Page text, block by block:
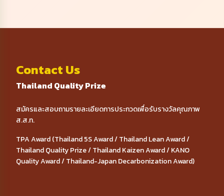
Contact Us
Thailand Quality Prize
สมัครและสอบถามรายละเอียดการประกวดเพื่อรับรางวัลคุณภาพ
ส.ส.ท.
TPA Award (Thailand 5S Award / Thailand Lean Award /
Thailand Quality Prize / Thailand Kaizen Award / KANO
Quality Award / Thailand-Japan Decarbonization Award)